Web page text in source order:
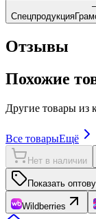
Спецпродукция
Отзывы
Похожие
Другие товары из
Все товарыЕщё
Нет в наличии
Показать
Wildberries